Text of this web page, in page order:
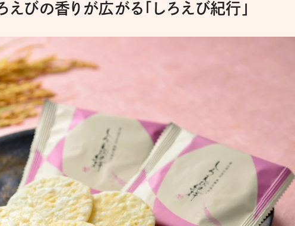
えびの香りが広がる「しろえび紀行」